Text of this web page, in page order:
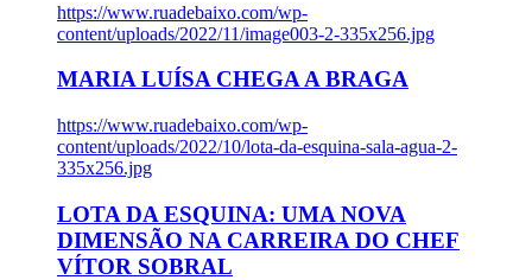
https://www.ruadebaixo.com/wp-
content/uploads/2022/11/image003-2-335x256.jpg
MARIA LUÍSA CHEGA A BRAGA
https://www.ruadebaixo.com/wp-
content/uploads/2022/10/lota-da-esquina-sala-agua-2-
335x256.jpg
LOTA DA ESQUINA: UMA NOVA
DIMENSÃO NA CARREIRA DO CHEF
VÍTOR SOBRAL